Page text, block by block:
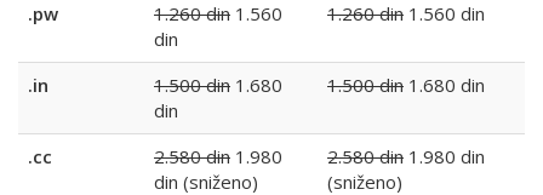
.pw 1.260 din 1.560
din
1.260 din 1.560 din
.in 1.500 din 1.680
din
1.500 din 1.680 din
.cc 2.580 din 1.980
din (sniženo)
2.580 din 1.980 din
(sniženo)